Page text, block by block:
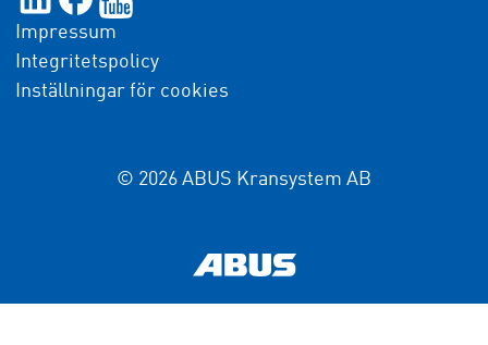
Impressum
Integritetspolicy
Inställningar för cookies
© 2026 ABUS Kransystem AB